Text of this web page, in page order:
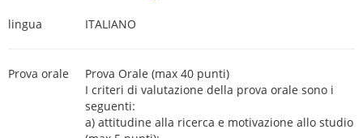
lingua ITALIANO
Prova orale
Prova Orale (max 40 punti)
I criteri di valutazione della prova orale sono i
seguenti:
a) attitudine alla ricerca e motivazione allo studio